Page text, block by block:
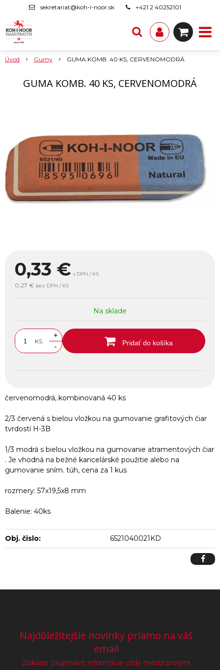
sekretariat@koh-i-noor.sk +421 2 40252101
Úvod Gumy GUMA KOMB. 40 KS, CERVENOMODRÁ
GUMA KOMB. 40 KS, CERVENOMODRÁ
0,33 € s DPH / KS
0,27 € bez DPH / KS
Na sklade
KS
+
-
Pridať do košíka
červenomodrá, kombinovaná 40 ks
2/3 červená s bielou vložkou na gumovanie grafitových čiar
tvrdostí H-3B
1/3 modrá s bielou vložkou na gumovanie atramentových čiar
. Je vhodná na bežné kancelárské použitie alebo na
gumovanie sním. túh, cena za 1 kus
rozmery: 57x19,5x8 mm
Balenie: 40ks
Obj. čislo: 6521040021KD
Najdôležitejšie novinky priamo na váš
email
Získajte zaujímavé informácie vždy medzi prvými